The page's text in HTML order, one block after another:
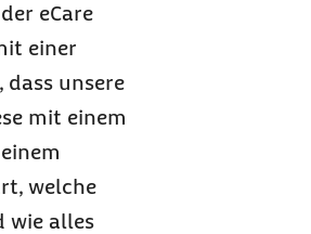
eCare
einer
unsere
mit einem
welche
wie alles